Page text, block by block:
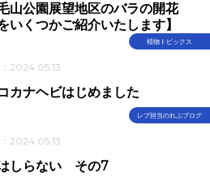
植物トピックス
毛山公園展望地区のバラの開花
いくつかご紹介いたします】
2024.05.13
レプ担当のれぷブログ
カナヘビはじめました
2024.05.13
しらない その7